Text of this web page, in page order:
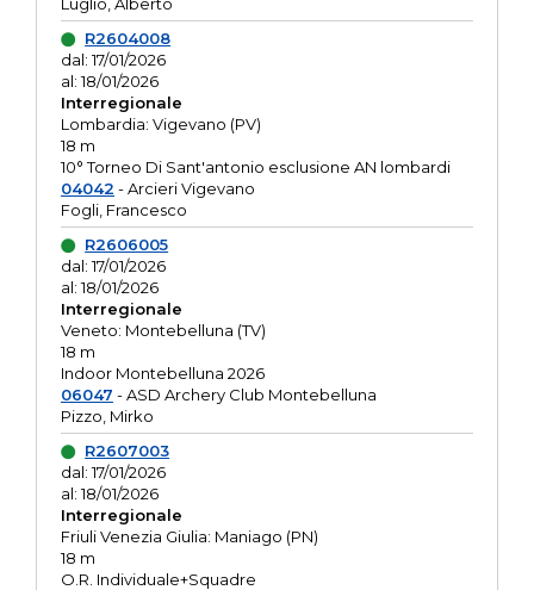
R2604008
dal: 17/01/2026
al: 18/01/2026
Interregionale
Lombardia: Vigevano (PV)
18 m
10° Torneo Di Sant'antonio esclusione AN lombardi
04042 - Arcieri Vigevano
Fogli, Francesco
R2606005
dal: 17/01/2026
al: 18/01/2026
Interregionale
Veneto: Montebelluna (TV)
18 m
Indoor Montebelluna 2026
06047 - ASD Archery Club Montebelluna
Pizzo, Mirko
R2607003
dal: 17/01/2026
al: 18/01/2026
Interregionale
Friuli Venezia Giulia: Maniago (PN)
18 m
O.R. Individuale+Squadre